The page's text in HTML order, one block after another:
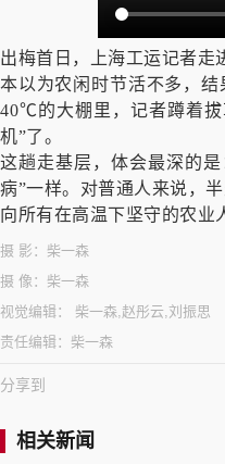
出梅首日，上海工运记者走
本以为农闲时节活不多，
40℃的大棚里，记者蹲着拔
机”了。
这趟走基层，体会最深的
病”一样。对普通人来说，
向所有在高温下坚守的农业
摄 影： 柴一森
摄 像： 柴一森
视觉编辑：
柴一森,赵彤云,刘振思
责任编辑： 柴一森
分享到
相关新闻